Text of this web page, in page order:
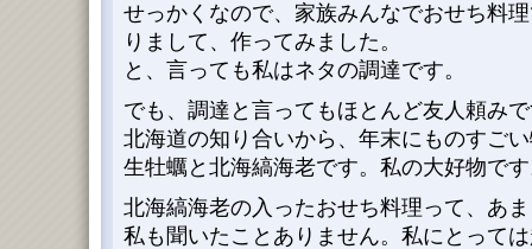
せっかくなので、家族みんなでおせち料
りまして、作ってみました。
と、言っても私はネタの調達です。
でも、調達と言ってもほとんど友人頼み
北海道の知り合いから、年末にものすご
生牡蠣と北海縞海老です。私の大好物で
北海縞海老の入ったおせち料理って、あ
私も聞いたことありません。私にとって